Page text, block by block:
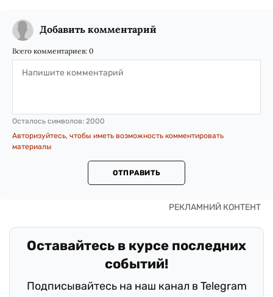
Добавить комментарий
Всего комментариев: 0
Осталось символов: 2000
Авторизуйтесь, чтобы иметь возможность комментировать
материалы
ОТПРАВИТЬ
Оставайтесь в курсе последних
событий!
Подписывайтесь на наш канал в Telegram